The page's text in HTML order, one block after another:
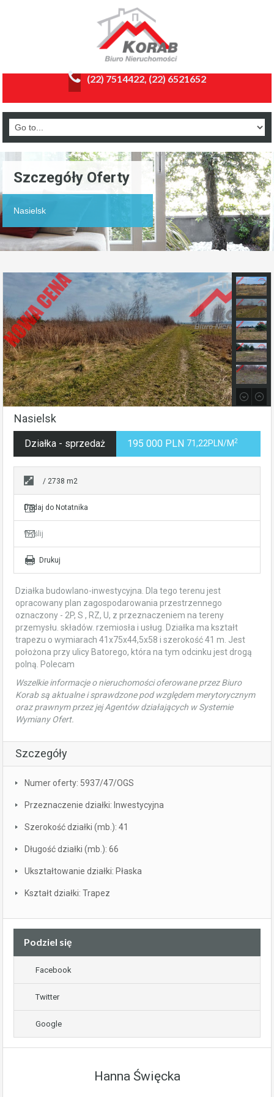
(22) 7514422, (22) 6521652
Szczegóły Oferty
Nasielsk
Nasielsk
Działka - sprzedaż 195 000 PLN 71,22PLN/m2
/ 2738 m2
Dodaj do Notatnika
Wyślij
Drukuj
Działka budowlano-inwestycyjna. Dla tego terenu jest
opracowany plan zagospodarowania przestrzennego
oznaczony - 2P, S , RZ, U, z przeznaczeniem na tereny
przemysłu. składów. rzemiosła i usług. Działka ma kształt
trapezu o wymiarach 41x75x44,5x58 i szerokość 41 m. Jest
położona przy ulicy Batorego, która na tym odcinku jest drogą
polną. Polecam
Wszelkie informacje o nieruchomości oferowane przez Biuro
Korab są aktualne i sprawdzone pod względem merytorycznym
oraz prawnym przez jej Agentów działających w Systemie
Wymiany Ofert.
Szczegóły
Numer oferty: 5937/47/OGS
Przeznaczenie działki: Inwestycyjna
Szerokość działki (mb.): 41
Długość działki (mb.): 66
Ukształtowanie działki: Płaska
Kształt działki: Trapez
Podziel się
Facebook
Twitter
Google
Hanna Święcka